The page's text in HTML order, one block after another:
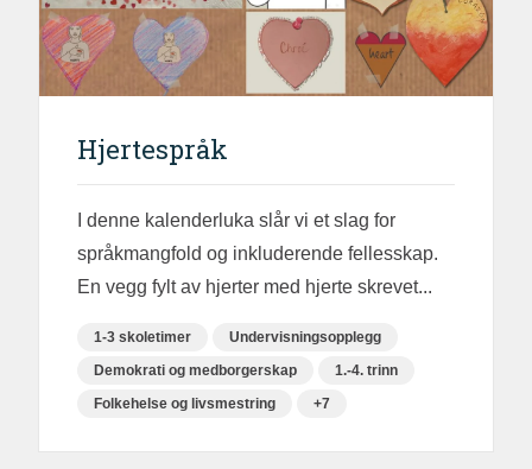
Hjertespråk
I denne kalenderluka slår vi et slag for
språkmangfold og inkluderende fellesskap.
En vegg fylt av hjerter med hjerte skrevet...
1-3 skoletimer
Undervisningsopplegg
Demokrati og medborgerskap
1.-4. trinn
Folkehelse og livsmestring
+7